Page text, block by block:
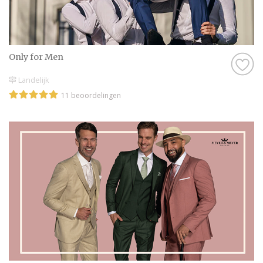
natuurlijk best wel belangrijk. Als je geen
goed gevoel hebt bij een professional, of het
klikt gewoon net even niet helemaal goed,
dan zijn er nog genoeg andere professionals
echt geen zorgen over te maken.
zoekmachine voor de leukste Bruidegom in
Alkmaar, of kruip met een kop thee op de
bank en scroll door onze leuke inspiratie-
artikelen heen. Droom alvast weg bij de
prachtige foto’s en sfeerbeelden en denk je
in hoe geweldig jullie bruiloft wordt met
behulp van alle informatie op Trouwen.nl!
Wij wensen jullie alvast een geweldige tijd
Only for Men
Landelijk
11 beoordelingen